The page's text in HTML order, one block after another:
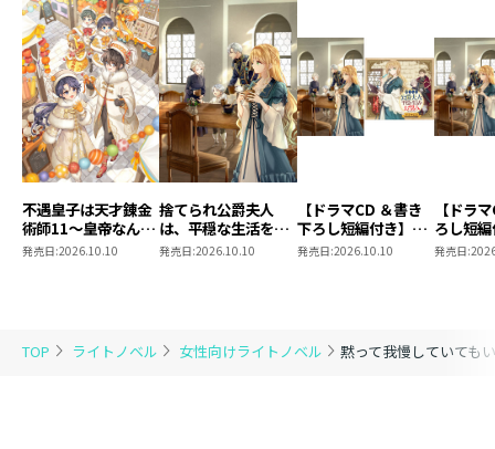
TOP ライトノベル 女性向けライトノベル 黙って我慢していても
不遇皇子は天才錬金
術師11～皇帝なんて
柄じゃないので弟妹
発売日:2026.10.10
捨てられ公爵夫人
は、平穏な生活をお
望みのようです5
発売日:2026.10.10
【ドラマCD ＆書き
下ろし短編付き】捨
てられ公爵夫人は、
発売日:2026.10.10
【ドラ
ろし短
られ公
発売日: